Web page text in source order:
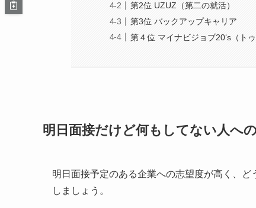
第2位 UZUZ（第二の就活）
第3位 バックアップキャリア
第４位 マイナビジョブ20‘s（ト
明日面接だけど何もしてない人へ
明日面接予定のある企業への志望度が高く、
しましょう。